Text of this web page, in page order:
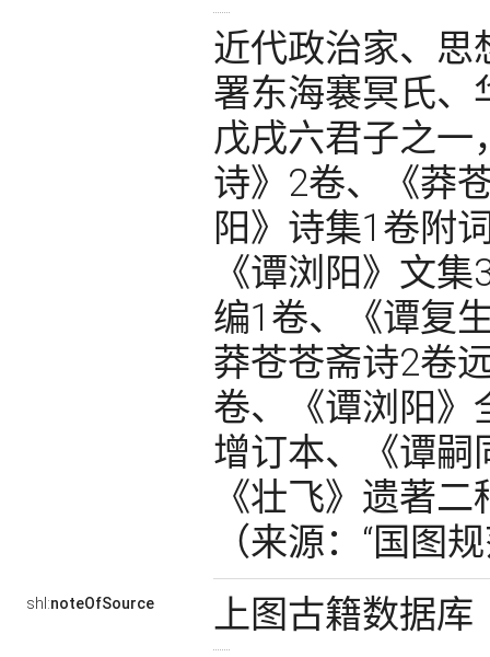
近代政治家、思
署东海褰冥氏、
戊戌六君子之一
诗》2卷、《莽
阳》诗集1卷附
《谭浏阳》文
编1卷、《谭复
莽苍苍斋诗2卷
卷、《谭浏阳》
增订本、《谭嗣
《壮飞》遗著
（来源：“国图
shl:noteOfSource
上图古籍数据库